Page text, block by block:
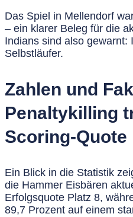
Das Spiel in Mellendorf
– ein klarer Beleg für die
Indians sind also gewarnt:
Selbstläufer.
Zahlen und
Penaltykilling
Scoring-Quote
Ein Blick in die Statistik
die Hammer Eisbären
Erfolgsquote Platz 8,
89,7 Prozent auf einem